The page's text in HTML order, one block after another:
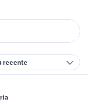
recente